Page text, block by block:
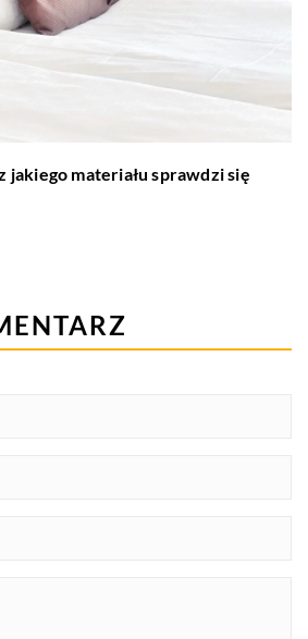
jakiego materiału sprawdzi się